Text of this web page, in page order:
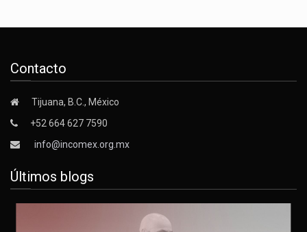
Contacto
Tijuana, B.C., México
+52 664 627 7590
info@incomex.org.mx
Últimos blogs